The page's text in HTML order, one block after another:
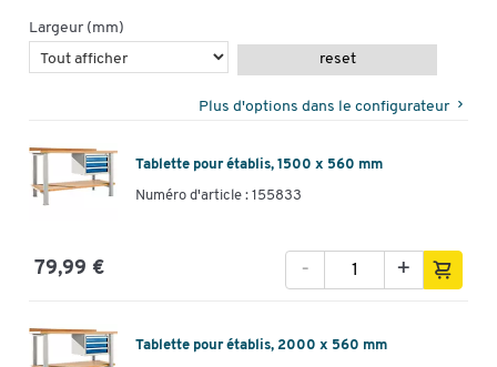
Largeur (mm)
reset
Plus d'options dans le configurateur
Tablette pour établis, 1500 x 560 mm
Numéro d'article : 155833
79,99 € +
-
Tablette pour établis, 2000 x 560 mm